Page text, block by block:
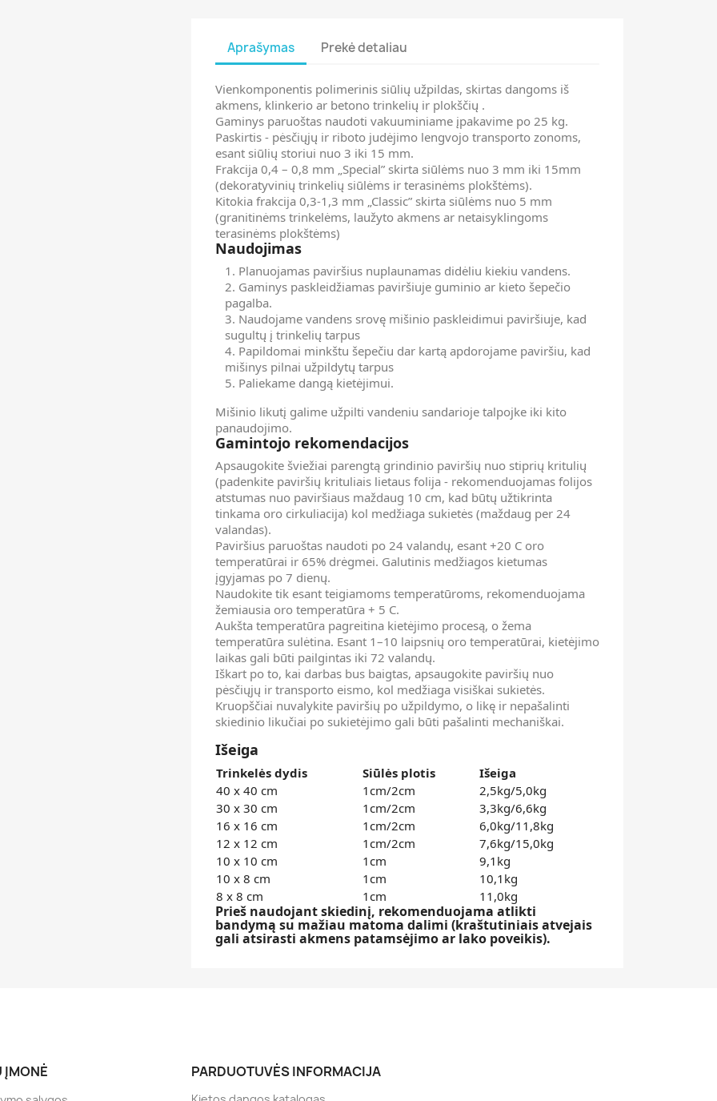
Aprašymas Prekė detaliau
Vienkomponentis polimerinis siūlių užpildas, skirtas dangoms iš
akmens, klinkerio ar betono trinkelių ir plokščių .
Gaminys paruoštas naudoti vakuuminiame įpakavime po 25 kg.
Paskirtis - pėsčiųjų ir riboto judėjimo lengvojo transporto zonoms,
esant siūlių storiui nuo 3 iki 15 mm.
Frakcija 0,4 – 0,8 mm „Special” skirta siūlėms nuo 3 mm iki 15mm
(dekoratyvinių trinkelių siūlėms ir terasinėms plokštėms).
Kitokia frakcija 0,3-1,3 mm „Classic” skirta siūlėms nuo 5 mm
(granitinėms trinkelėms, laužyto akmens ar netaisyklingoms
terasinėms plokštėms)
Naudojimas
Planuojamas paviršius nuplaunamas didėliu kiekiu vandens.
Gaminys paskleidžiamas paviršiuje guminio ar kieto šepečio
pagalba.
Naudojame vandens srovę mišinio paskleidimui paviršiuje, kad
sugultų į trinkelių tarpus
Papildomai minkštu šepečiu dar kartą apdorojame paviršiu, kad
mišinys pilnai užpildytų tarpus
Paliekame dangą kietėjimui.
Mišinio likutį galime užpilti vandeniu sandarioje talpojke iki kito
panaudojimo.
Gamintojo rekomendacijos
Apsaugokite šviežiai parengtą grindinio paviršių nuo stiprių kritulių
(padenkite paviršių krituliais lietaus folija - rekomenduojamas folijos
atstumas nuo paviršiaus maždaug 10 cm, kad būtų užtikrinta
tinkama oro cirkuliacija) kol medžiaga sukietės (maždaug per 24
valandas).
Paviršius paruoštas naudoti po 24 valandų, esant +20 C oro
temperatūrai ir 65% drėgmei. Galutinis medžiagos kietumas
įgyjamas po 7 dienų.
Naudokite tik esant teigiamoms temperatūroms, rekomenduojama
žemiausia oro temperatūra + 5 C.
Aukšta temperatūra pagreitina kietėjimo procesą, o žema
temperatūra sulėtina. Esant 1–10 laipsnių oro temperatūrai, kietėjimo
laikas gali būti pailgintas iki 72 valandų.
Iškart po to, kai darbas bus baigtas, apsaugokite paviršių nuo
pėsčiųjų ir transporto eismo, kol medžiaga visiškai sukietės.
Kruopščiai nuvalykite paviršių po užpildymo, o likę ir nepašalinti
skiedinio likučiai po sukietėjimo gali būti pašalinti mechaniškai.
Išeiga
Trinkelės dydis Siūlės plotis
Išeiga
40 x 40 cm
1cm/2cm
2,5kg/5,0kg
30 x 30 cm
1cm/2cm
3,3kg/6,6kg
16 x 16 cm
1cm/2cm
6,0kg/11,8kg
12 x 12 cm
1cm/2cm
7,6kg/15,0kg
10 x 10 cm
1cm
9,1kg
10 x 8 cm
1cm
10,1kg
8 x 8 cm
1cm 11,0kg
Prieš naudojant skiedinį, rekomenduojama atlikti
bandymą su mažiau matoma dalimi (kraštutiniais atvejais
gali atsirasti akmens patamsėjimo ar lako poveikis).
ĮMONĖ PARDUOTUVĖS INFORMACIJA